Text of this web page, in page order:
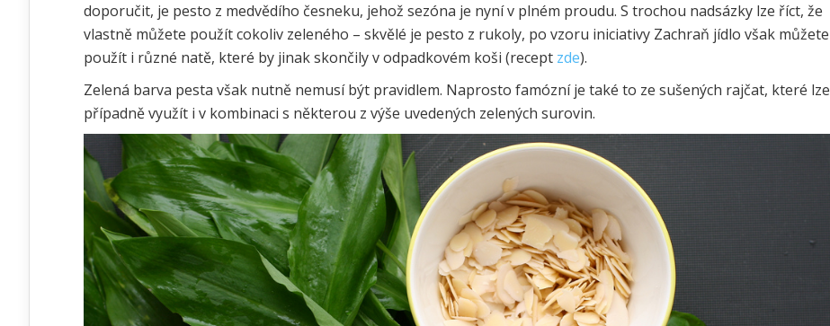
doporučit, je pesto z medvědího česneku, jehož sezóna je nyní v plném proudu. S trochou nadsázky lze říct, že
vlastně můžete použít cokoliv zeleného – skvělé je pesto z rukoly, po vzoru iniciativy Zachraň jídlo však můžete
použít i různé natě, které by jinak skončily v odpadkovém koši (recept zde).
Zelená barva pesta však nutně nemusí být pravidlem. Naprosto famózní je také to ze sušených rajčat, které lze
případně využít i v kombinaci s některou z výše uvedených zelených surovin.